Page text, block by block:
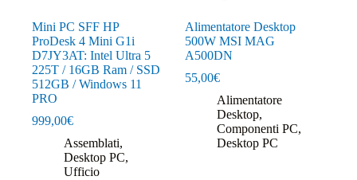
Mini PC SFF HP
ProDesk 4 Mini G1i
D7JY3AT: Intel Ultra 5
225T / 16GB Ram / SSD
512GB / Windows 11
PRO
999,00€
Assemblati,
Desktop PC,
Ufficio
Alimentatore Desktop
500W MSI MAG
A500DN
55,00€
Alimentatore
Desktop,
Componenti PC,
Desktop PC